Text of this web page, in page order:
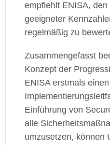
empfiehlt ENISA,
geeigneter
regelmäßig zu
Zusammengefasst
Konzept der
ENISA erstmals
Einführung von
alle
umzusetzen, können